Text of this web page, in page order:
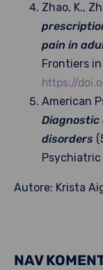
Zhao, K.,
pain in
Frontiers
https://
American
disorders
Autore: Krista
NAV